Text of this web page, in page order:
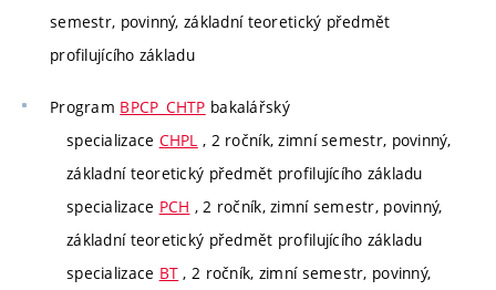
semestr, povinný, základní teoretický předmět
profilujícího základu
Program BPCP_CHTP bakalářský
specializace CHPL , 2 ročník, zimní semestr, povinný,
základní teoretický předmět profilujícího základu
specializace PCH , 2 ročník, zimní semestr, povinný,
základní teoretický předmět profilujícího základu
specializace BT , 2 ročník, zimní semestr, povinný,